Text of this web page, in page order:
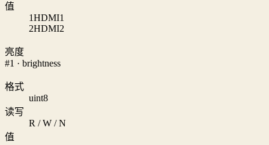
值
1HDMI1
2HDMI2
亮度
#1 · brightness
格式
uint8
读写
R / W / N
值